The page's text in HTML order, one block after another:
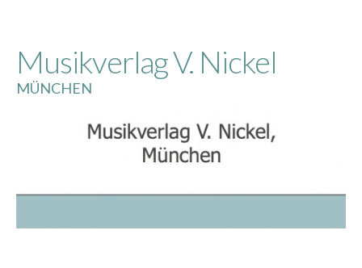
content
Musikverlag V. Nickel
MÜNCHEN